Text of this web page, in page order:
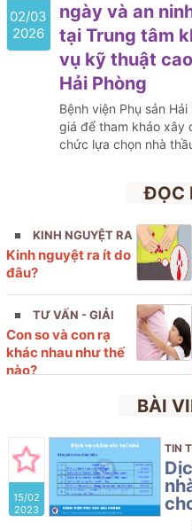
02/03
2026
ngày và an
tại Trung tâm
vụ kỹ thuật
Hải Phòng
Bệnh viện Phụ sản
giá để tham khảo xây
chức lựa chọn nhà
khám, chữa bệnh
sản Hải Phòng” với
ĐỌC
KINH NGUYỆT RA
ÍT
Kinh nguyệt ra ít do
đâu?
TƯ VẤN - GIẢI
ĐÁP
Con so và con rạ
khác nhau như thế
nào?
BÀI
15/02
2023
TIN